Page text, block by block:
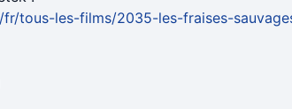
tous-les-films/2035-les-fraises-